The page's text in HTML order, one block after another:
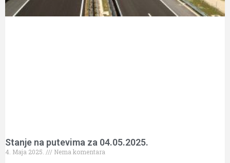
Stanje na putevima za 04.05.2025.
4. Maja 2025.
Nema komentara